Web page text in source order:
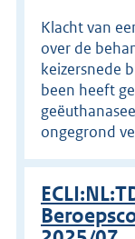
Klacht van
over de
keizersnede
been heeft
ongegrond